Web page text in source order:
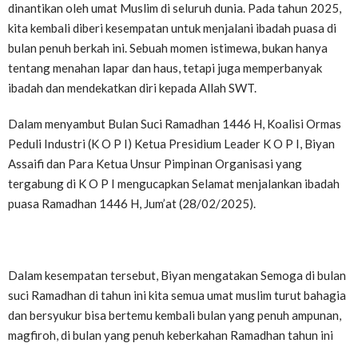
dinantikan oleh umat Muslim di seluruh dunia. Pada tahun 2025,
kita kembali diberi kesempatan untuk menjalani ibadah puasa di
bulan penuh berkah ini. Sebuah momen istimewa, bukan hanya
tentang menahan lapar dan haus, tetapi juga memperbanyak
ibadah dan mendekatkan diri kepada Allah SWT.
Dalam menyambut Bulan Suci Ramadhan 1446 H, Koalisi Ormas
Peduli Industri (K O P I) Ketua Presidium Leader K O P I, Biyan
Assaifi dan Para Ketua Unsur Pimpinan Organisasi yang
tergabung di K O P I mengucapkan Selamat menjalankan ibadah
puasa Ramadhan 1446 H, Jum’at (28/02/2025).
Dalam kesempatan tersebut, Biyan mengatakan Semoga di bulan
suci Ramadhan di tahun ini kita semua umat muslim turut bahagia
dan bersyukur bisa bertemu kembali bulan yang penuh ampunan,
magfiroh, di bulan yang penuh keberkahan Ramadhan tahun ini